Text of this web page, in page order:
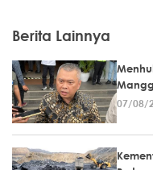
Berita Lainnya
07/08/